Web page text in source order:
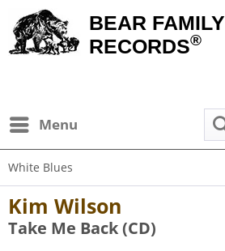
BEAR FAMILY
RECORDS®
Menu
White Blues
Kim Wilson
Take Me Back (CD)